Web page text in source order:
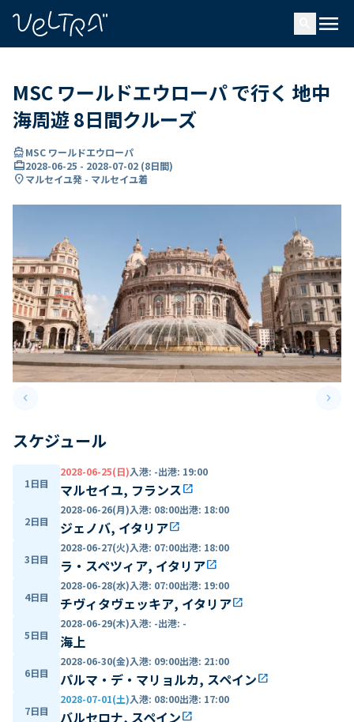
menu
MSC ワールドエウローパ で行く 地中
海周遊 8日間クルーズ
directions_boatMSC ワールドエウローパ
card_travel2028-06-25 - 2028-07-02 (8日間)
location_onマルセイユ発 - マルセイユ着
keyboard_arrow_leftPrevious slide keyboard_arrow_right
スケジュール
1日目
2028-06-25(日)入港: -出港: 19:00
マルセイユ, フランスopen_in_new
2日目
2028-06-26(月)入港: 08:00出港: 18:00
ジェノバ, イタリアopen_in_new
3日目
2028-06-27(火)入港: 07:00出港: 18:00
ラ・スペツィア, イタリアopen_in_new
4日目
2028-06-28(水)入港: 07:00出港: 19:00
チヴィタヴェッキア, イタリアopen_in_new
5日目
2028-06-29(木)入港: -出港: -
海上
6日目
2028-06-30(金)入港: 09:00出港: 21:00
パルマ・デ・マリョルカ, スペインopen_in_new
7日目
2028-07-01(土)入港: 08:00出港: 17:00
バルセロナ, スペインopen_in_new